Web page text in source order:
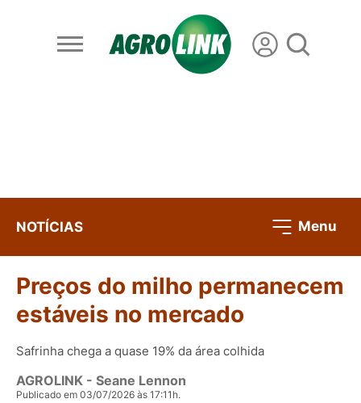
NOTÍCIAS Menu
Preços do milho permanecem
estáveis no mercado
Safrinha chega a quase 19% da área colhida
AGROLINK - Seane Lennon
Publicado em 03/07/2026 às 17:11h.